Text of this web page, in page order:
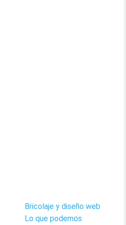
Bricolaje y diseño web
Lo que podemos